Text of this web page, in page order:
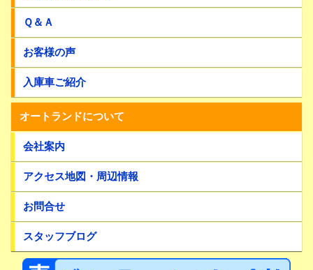
Ｑ＆Ａ
お客様の声
入庫車ご紹介
オートランドについて
会社案内
アクセス地図・周辺情報
お問合せ
スタッフブログ